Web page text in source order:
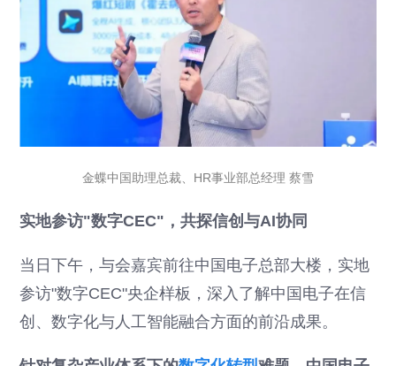
金蝶中国助理总裁、HR事业部总经理 蔡雪
实地参访"数字CEC"，共探信创与AI协同
当日下午，与会嘉宾前往中国电子总部大楼，实地
参访"数字CEC"央企样板，深入了解中国电子在信
创、数字化与人工智能融合方面的前沿成果。